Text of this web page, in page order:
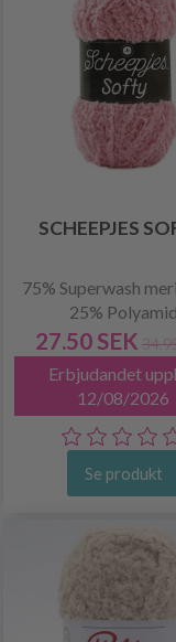
SCHEEPJES
75% Superwash
25% Polyamid
27.50 SEK
Erbjudandet
12/08/2026
Se produkt